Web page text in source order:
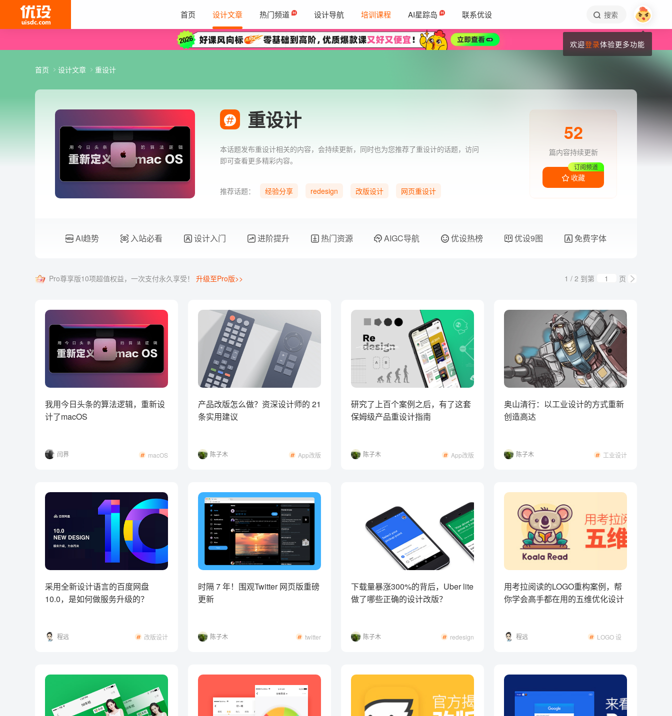
首页 设计文章 热门频道 设计导航 培训课程 AI星踪岛 联系优设 搜索
首页 设计文章 重设计
重设计 52
篇内容持续更新
收藏
订阅频道
本话题发布重设计相关的内容，会持续更新，同时也为您推荐了重设计的话题，访问
即可查看更多精彩内容。
推荐话题： 经验分享 redesign 改版设计
网页重设计
AI趋势 入站必看 设计入门 进阶提升 热门资源 AIGC导航 优设热榜 优设9图 免费字体
Pro尊享版10项超值权益，一次支付永久享受！ 升级至Pro版>> 1 / 2 到第 页
我用今日头条的算法逻辑，重新设
计了macOS
闫界 macOS
产品改版怎么做？资深设计师的 21
条实用建议
陈子木 App改版
研究了上百个案例之后，有了这套
保姆级产品重设计指南
陈子木 App改版
奥山清行：以工业设计的方式重新
创造高达
陈子木 工业设计
采用全新设计语言的百度网盘
10.0，是如何做服务升级的？
程远 改版设计
时隔 7 年！围观Twitter 网页版重磅
更新
陈子木 twitter
下载量暴涨300%的背后，Uber lite
做了哪些正确的设计改版？
陈子木 redesign
用考拉阅读的LOGO重构案例，帮
你学会高手都在用的五维优化设计
程远
LOGO 设
欢迎登录体验更多功能